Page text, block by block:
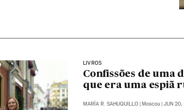
LIVROS
Confissões de uma
que era uma espiã
MARÍA R. SAHUQUILLO | Moscou | JUN